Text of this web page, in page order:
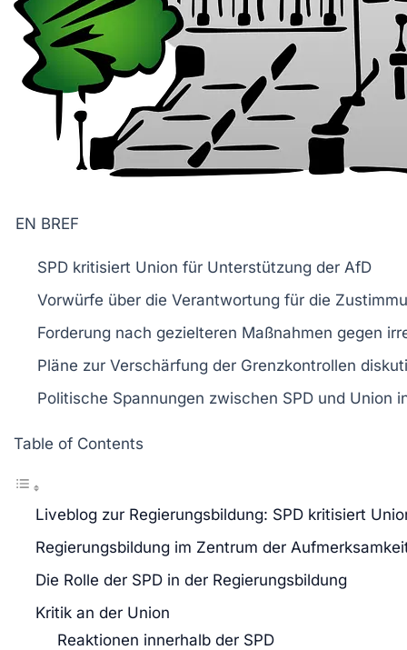
EN BREF
SPD kritisiert Union für Unterstützung der AfD
Vorwürfe über die Verantwortung für die
Forderung nach gezielteren Maßnahmen gegen
Pläne zur Verschärfung der Grenzkontrollen
Politische Spannungen zwischen SPD und Union
Table of Contents
Liveblog zur Regierungsbildung: SPD kritisiert
Regierungsbildung im Zentrum der
Die Rolle der SPD in der Regierungsbildung
Kritik an der Union
Reaktionen innerhalb der SPD